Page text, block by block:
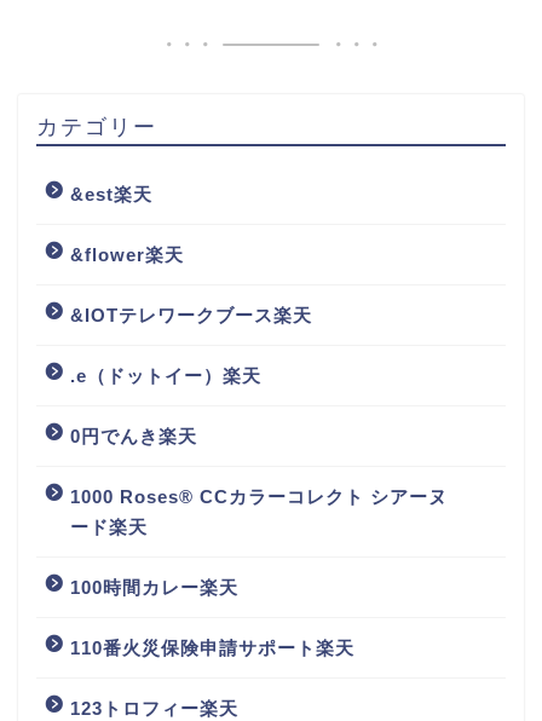
カテゴリー
&est楽天
&flower楽天
&IOTテレワークブース楽天
.e（ドットイー）楽天
0円でんき楽天
1000 Roses® CCカラーコレクト シアーヌ
ード楽天
100時間カレー楽天
110番火災保険申請サポート楽天
123トロフィー楽天